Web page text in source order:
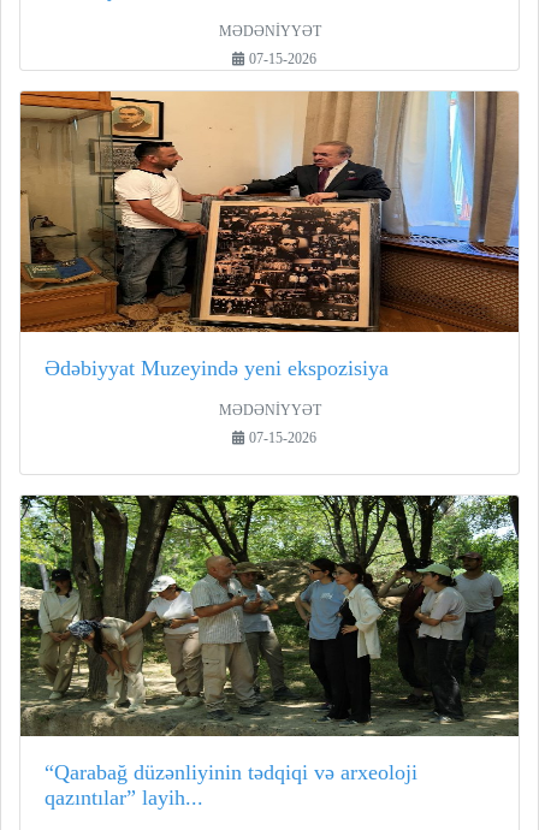
MƏDƏNİYYƏT
07-15-2026
Ədəbiyyat Muzeyində yeni ekspozisiya
MƏDƏNİYYƏT
07-15-2026
“Qarabağ düzənliyinin tədqiqi və arxeoloji
qazıntılar” layih...